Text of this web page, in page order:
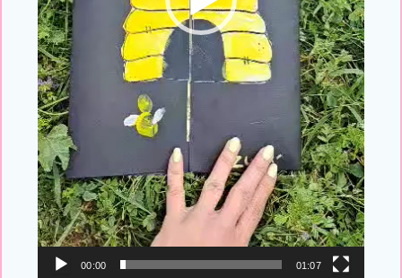
00:00 01:07